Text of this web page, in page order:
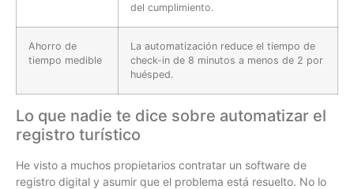
del cumplimiento.
Ahorro de
tiempo medible
La automatización reduce el tiempo de
check-in de 8 minutos a menos de 2 por
huésped.
Lo que nadie te dice sobre automatizar el
registro turístico
He visto a muchos propietarios contratar un software de
registro digital y asumir que el problema está resuelto. No lo